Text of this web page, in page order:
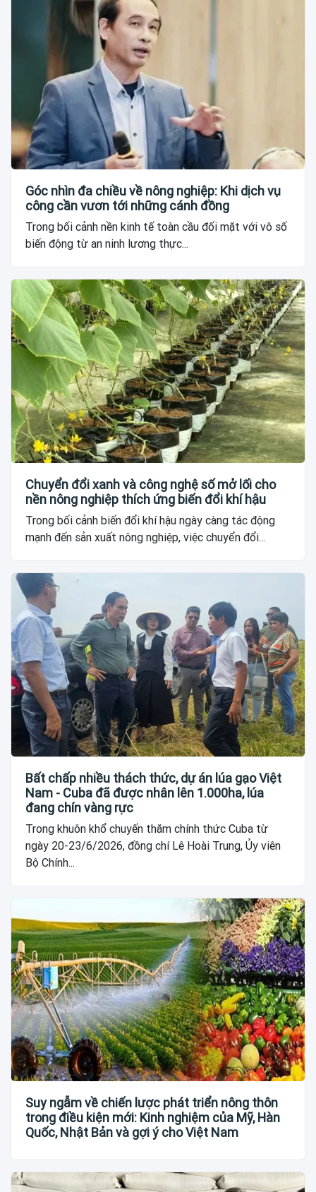
Góc nhìn đa chiều về nông nghiệp: Khi dịch vụ
công cần vươn tới những cánh đồng
Trong bối cảnh nền kinh tế toàn cầu đối mặt với vô số
biến động từ an ninh lương thực...
Chuyển đổi xanh và công nghệ số mở lối cho
nền nông nghiệp thích ứng biến đổi khí hậu
Trong bối cảnh biến đổi khí hậu ngày càng tác động
mạnh đến sản xuất nông nghiệp, việc chuyển đổi...
Bất chấp nhiều thách thức, dự án lúa gạo Việt
Nam - Cuba đã được nhân lên 1.000ha, lúa
đang chín vàng rực
Trong khuôn khổ chuyến thăm chính thức Cuba từ
ngày 20-23/6/2026, đồng chí Lê Hoài Trung, Ủy viên
Bộ Chính...
Suy ngẫm về chiến lược phát triển nông thôn
trong điều kiện mới: Kinh nghiệm của Mỹ, Hàn
Quốc, Nhật Bản và gợi ý cho Việt Nam